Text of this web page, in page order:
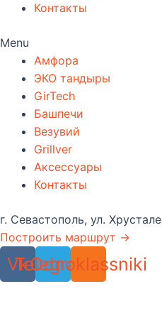
Контакты
Menu
Амфора
ЭКО тандыры
GirTech
Башпечи
Везувий
Grillver
Аксессуары
Контакты
г. Севастополь, ул.
Построить маршрут →
Vk
Telegram
Odnoklassniki